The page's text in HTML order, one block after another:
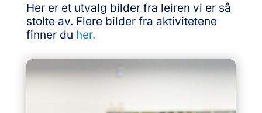
Her er et utvalg bilder fra leiren vi er så
stolte av. Flere bilder fra aktivitetene
finner du her.